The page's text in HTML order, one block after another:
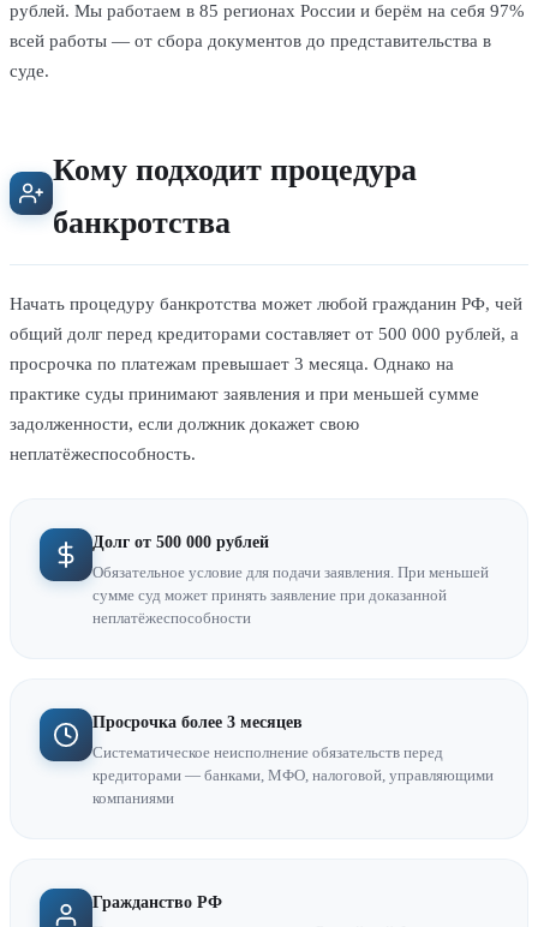
рублей. Мы работаем в 85 регионах России и берём на себя 97%
всей работы — от сбора документов до представительства в
суде.
Кому подходит процедура
банкротства
Начать процедуру банкротства может любой гражданин РФ, чей
общий долг перед кредиторами составляет от 500 000 рублей, а
просрочка по платежам превышает 3 месяца. Однако на
практике суды принимают заявления и при меньшей сумме
задолженности, если должник докажет свою
неплатёжеспособность.
Долг от 500 000 рублей
Обязательное условие для подачи заявления. При меньшей
сумме суд может принять заявление при доказанной
неплатёжеспособности
Просрочка более 3 месяцев
Систематическое неисполнение обязательств перед
кредиторами — банками, МФО, налоговой, управляющими
компаниями
Гражданство РФ